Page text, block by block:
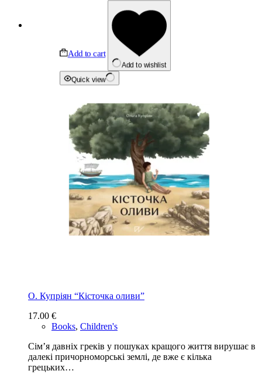
Add to cart
Add to wishlist
Quick view
О. Купріян “Кісточка оливи”
17.00 €
Books, Children's
Сім’я давніх греків у пошуках кращого життя вирушає в
далекі причорноморські землі, де вже є кілька
грецьких…